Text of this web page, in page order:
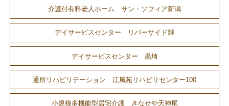
介護付有料老人ホーム サン・ソフィア新潟
デイサービスセンター リバーサイド輝
デイサービスセンター 黒埼
通所リハビリテーション 江風苑リハビリセンター100
小規模多機能型居宅介護 きなせや天神尾